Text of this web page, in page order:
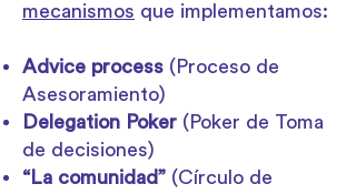
mecanismos que implementamos:
Advice process (Proceso de
Asesoramiento)
Delegation Poker (Poker de Toma
de decisiones)
“La comunidad” (Círculo de